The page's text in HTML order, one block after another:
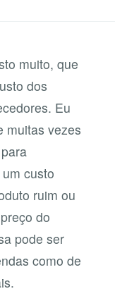
muito, que
dos
Eu
muitas vezes
custo
ruim ou
do
pode ser
como de